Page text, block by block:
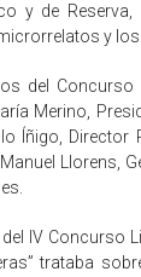
y de
y
del
Merino,
Íñigo, Director
Llorens,
IV Concurso
trataba sobre